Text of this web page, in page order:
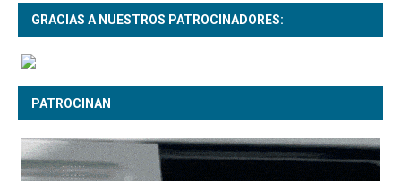
GRACIAS A NUESTROS PATROCINADORES:
PATROCINAN